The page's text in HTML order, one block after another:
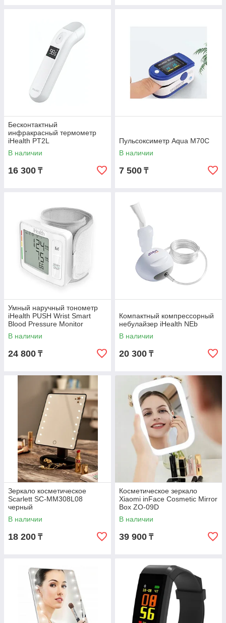
Бесконтактный
инфракрасный термометр
iHealth PT2L
В наличии
16 300 ₸
Пульсоксиметр Aqua М70С
В наличии
7 500 ₸
Умный наручный тонометр
iHealth PUSH Wrist Smart
Blood Pressure Monitor
CONNECTABLE
В наличии
24 800 ₸
Компактный компрессорный
небулайзер iHealth NEb
В наличии
20 300 ₸
Зеркало косметическое
Scarlett SC-MM308L08
черный
В наличии
18 200 ₸
Косметическое зеркало
Xiaomi inFace Cosmetic Mirror
Box ZO-09D
В наличии
39 900 ₸